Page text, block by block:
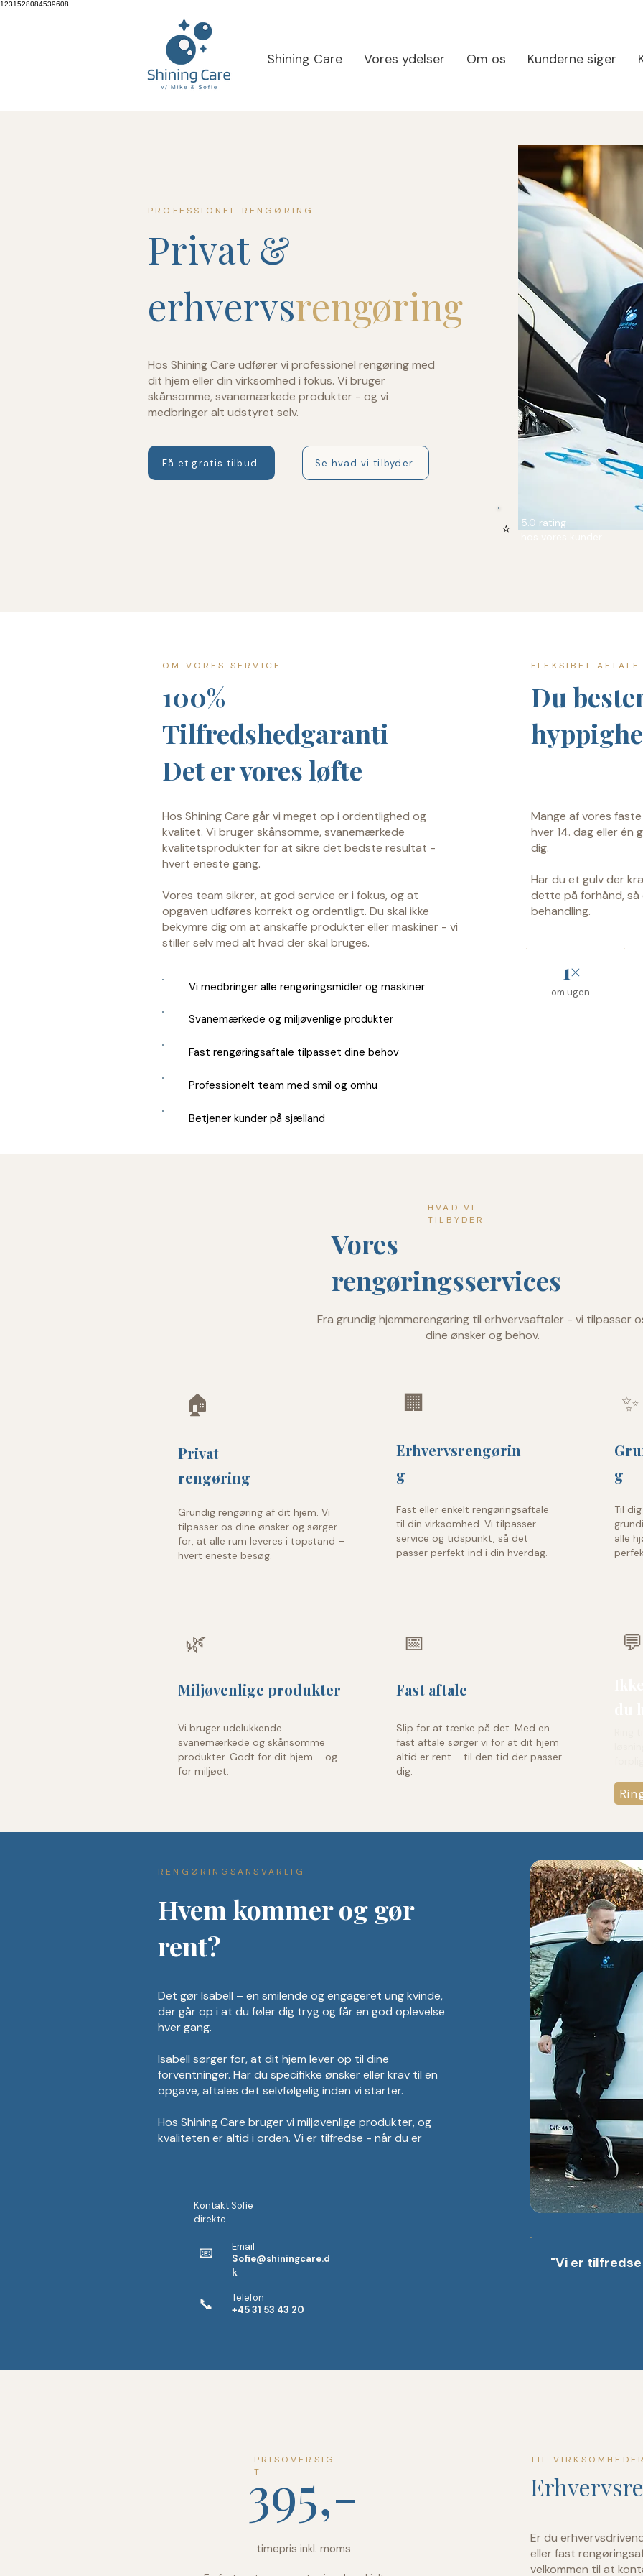
1231528084539608
Shining Care Vores ydelser Om os Kunderne siger
PROFESSIONEL RENGØRING
Privat &
erhvervsrengøring
Hos Shining Care udfører vi professionel rengøring med
dit hjem eller din virksomhed i fokus. Vi bruger
skånsomme, svanemærkede produkter - og vi
medbringer alt udstyret selv.
Få et gratis tilbud Se hvad vi tilbyder
5.0 rating
⭐
OM VORES SERVICE
100%
Tilfredshedgaranti
Det er vores løfte
Hos Shining Care går vi meget op i ordentlighed og
kvalitet. Vi bruger skånsomme, svanemærkede
kvalitetsprodukter for at sikre det bedste resultat -
hvert eneste gang.
Vores team sikrer, at god service er i fokus, og at
opgaven udføres korrekt og ordentligt. Du skal ikke
bekymre dig om at anskaffe produkter eller maskiner - vi
stiller selv med alt hvad der skal bruges.
Vi medbringer alle rengøringsmidler og maskiner
Svanemærkede og miljøvenlige produkter
Fast rengøringsaftale tilpasset dine behov
Professionelt team med smil og omhu
Betjener kunder på sjælland
FLEKSIBEL AFTALE
Du
Mange af vores
hver 14. dag eller én
dig.
Har du et gulv der
dette på forhånd, så
behandling.
1×
om ugen
HVAD VI
TILBYDER
Vores
rengøringsservices
Fra grundig hjemmerengøring til erhvervsaftaler - vi tilpasser
dine ønsker og behov.
🏠
Privat
rengøring
Grundig rengøring af dit hjem. Vi
tilpasser os dine ønsker og sørger
for, at alle rum leveres i topstand –
hvert eneste besøg.
🌿
Miljøvenlige produkter
Vi bruger udelukkende
svanemærkede og skånsomme
produkter. Godt for dit hjem – og
for miljøet.
🏢
Erhvervsrengørin
g
Fast eller enkelt rengøringsaftale
til din virksomhed. Vi tilpasser
service og tidspunkt, så det
passer perfekt ind i din hverdag.
📅
Fast aftale
Slip for at tænke på det. Med en
fast aftale sørger vi for at dit hjem
altid er rent – til den tid der passer
dig.
✨
g
Til
alle
💬
RENGØRINGSANSVARLIG
Hvem kommer og gør
rent?
Det gør Isabell – en smilende og engageret ung kvinde,
der går op i at du føler dig tryg og får en god oplevelse
hver gang.
Isabell sørger for, at dit hjem lever op til dine
forventninger. Har du specifikke ønsker eller krav til en
opgave, aftales det selvfølgelig inden vi starter.
Hos Shining Care bruger vi miljøvenlige produkter, og
kvaliteten er altid i orden. Vi er tilfredse - når du er
Kontakt Sofie
direkte
📧
Email
Sofie@shiningcare.d
k
📞
Telefon
+45 31 53 43 20
"Vi er
PRISOVERSIG
T
395,-
timepris inkl. moms
TIL VIRKSOMHEDER
Er du
eller fast
velkommen til at